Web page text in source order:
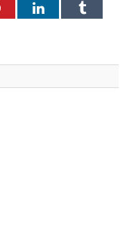
PinterestLinkedInTumblr